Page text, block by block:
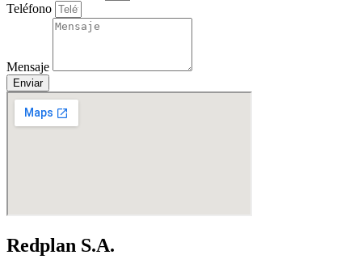
Teléfono
Mensaje
Enviar
Redplan S.A.